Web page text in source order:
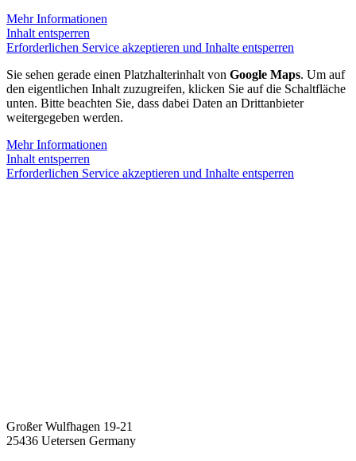
Mehr Informationen
Inhalt entsperren
Erforderlichen Service akzeptieren und Inhalte entsperren
Sie sehen gerade einen Platzhalterinhalt von Google Maps. Um auf
den eigentlichen Inhalt zuzugreifen, klicken Sie auf die Schaltfläche
unten. Bitte beachten Sie, dass dabei Daten an Drittanbieter
weitergegeben werden.
Mehr Informationen
Inhalt entsperren
Erforderlichen Service akzeptieren und Inhalte entsperren
Großer Wulfhagen 19-21
25436 Uetersen Germany